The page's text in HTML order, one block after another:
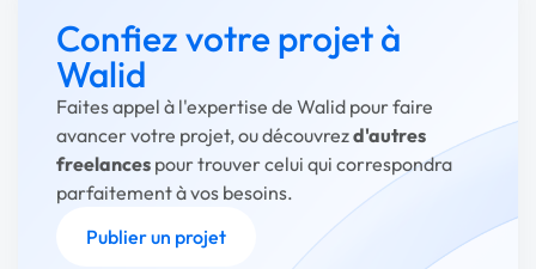
Confiez votre projet à
Walid
Faites appel à l'expertise de Walid pour faire
avancer votre projet, ou découvrezd'autres
freelances pour trouver celui qui correspondra
parfaitement à vos besoins.
Publier un projet